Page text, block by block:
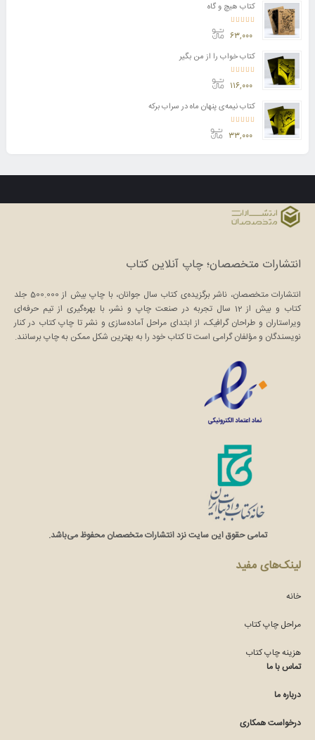
کتاب هیچ و گاه
امتیاز5.00 از 5 ۶۳,۰۰۰
کتاب خواب را از من بگیر
امتیاز5.00 از 5 ۱۱۶,۰۰۰
کتاب نیمه‌ی پنهان ماه در سراب برکه
امتیاز5.00 از 5 ۳۳,۰۰۰
انتشارات متخصصان؛ چاپ آنلاین کتاب
انتشارات متخصصان، ناشر برگزیده‌ی کتاب سال جوانان، با چاپ بیش از 500.000 جلد
کتاب و بیش از 12 سال تجربه در صنعت چاپ و نشر، با بهره‌گیری از تیم حرفه‌ای
ویراستاران و طراحان گرافیک، از ابتدای مراحل آماده‌سازی و نشر تا چاپ کتاب در کنار
نویسندگان و مؤلفان گرامی است تا کتاب خود را به بهترین شکل ممکن به چاپ برسانند.
تمامی حقوق این سایت نزد انتشارات متخصصان محفوظ می‌باشد.
لینک‌های مفید
خانه
مراحل چاپ کتاب
هزینه چاپ کتاب
تماس با ما
درباره ما
درخواست همکاری